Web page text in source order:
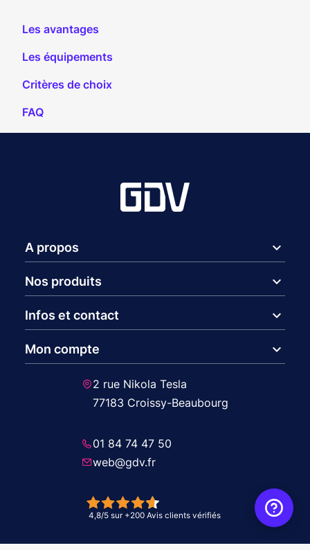
Les avantages
Les équipements
Critères de choix
FAQ
A propos expand_more
Nos produits expand_more
Infos et contact expand_more
Mon compte expand_more
2 rue Nikola Tesla
77183 Croissy-Beaubourg
01 84 74 47 50
web@gdv.fr